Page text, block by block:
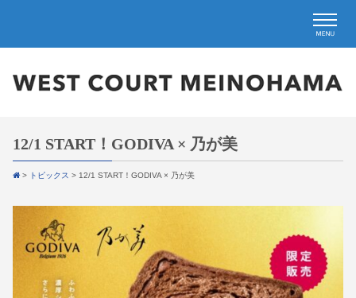
12/1 START！GODIVA × 乃が美
> トピックス > 12/1 START！GODIVA × 乃が美